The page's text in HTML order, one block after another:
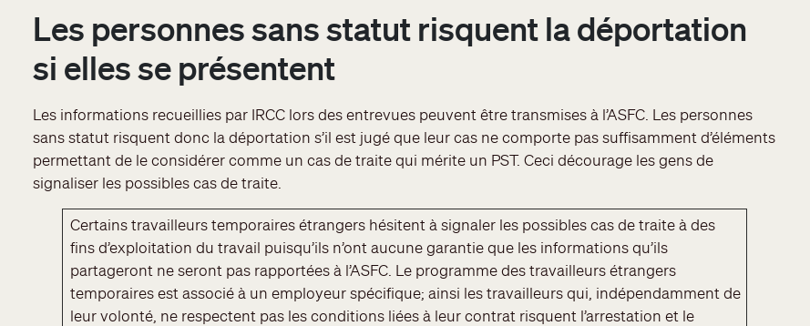
Les personnes sans statut risquent la déportation
si elles se présentent
Les informations recueillies par IRCC lors des entrevues peuvent être transmises à l’ASFC. Les personnes
sans statut risquent donc la déportation s’il est jugé que leur cas ne comporte pas suffisamment d’éléments
permettant de le considérer comme un cas de traite qui mérite un PST. Ceci décourage les gens de
signaliser les possibles cas de traite.
Certains travailleurs temporaires étrangers hésitent à signaler les possibles cas de traite à des
fins d’exploitation du travail puisqu’ils n’ont aucune garantie que les informations qu’ils
partageront ne seront pas rapportées à l’ASFC. Le programme des travailleurs étrangers
temporaires est associé à un employeur spécifique; ainsi les travailleurs qui, indépendamment de
leur volonté, ne respectent pas les conditions liées à leur contrat risquent l’arrestation et le